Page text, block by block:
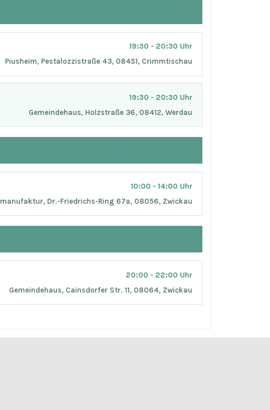
19:30 - 20:30 Uhr
Piusheim, Pestalozzistraße 43, 08451, Crimmtischau
19:30 - 20:30 Uhr
Gemeindehaus, Holzstraße 36, 08412, Werdau
10:00 - 14:00 Uhr
manufaktur, Dr.-Friedrichs-Ring 67a, 08056, Zwickau
20:00 - 22:00 Uhr
Gemeindehaus, Cainsdorfer Str. 11, 08064, Zwickau